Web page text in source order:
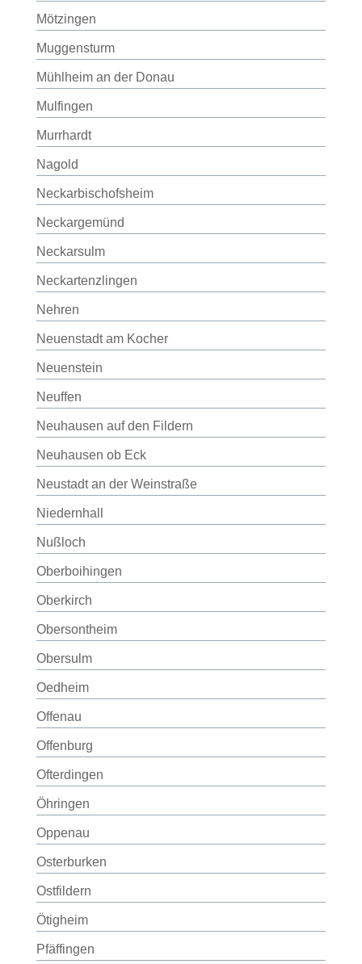
Mötzingen
Muggensturm
Mühlheim an der Donau
Mulfingen
Murrhardt
Nagold
Neckarbischofsheim
Neckargemünd
Neckarsulm
Neckartenzlingen
Nehren
Neuenstadt am Kocher
Neuenstein
Neuffen
Neuhausen auf den Fildern
Neuhausen ob Eck
Neustadt an der Weinstraße
Niedernhall
Nußloch
Oberboihingen
Oberkirch
Obersontheim
Obersulm
Oedheim
Offenau
Offenburg
Ofterdingen
Öhringen
Oppenau
Osterburken
Ostfildern
Ötigheim
Pfäffingen